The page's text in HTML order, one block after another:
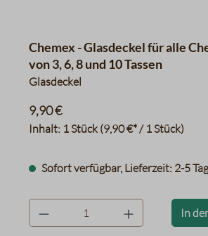
Chemex - Glasdeckel für alle
von 3, 6, 8 und 10 Tassen
Glasdeckel
Inhalt: 1 Stück(9,90 €* / 1 Stück)
9,90 €
Sofort verfügbar, Lieferzeit: 2-5
product.quantityLabel In